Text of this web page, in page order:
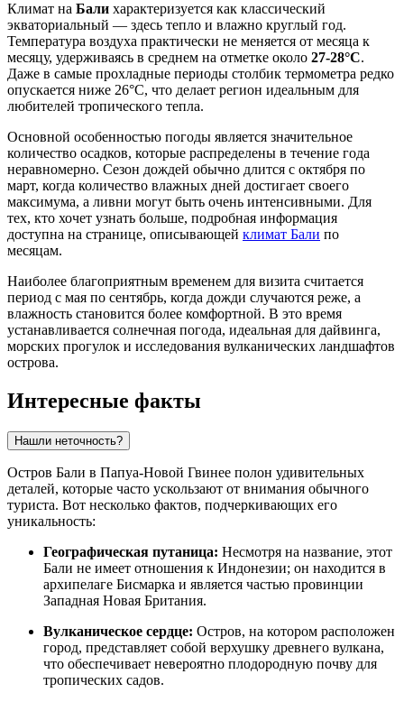
Климат на Бали характеризуется как классический
экваториальный — здесь тепло и влажно круглый год.
Температура воздуха практически не меняется от месяца к
месяцу, удерживаясь в среднем на отметке около 27-28°C.
Даже в самые прохладные периоды столбик термометра редко
опускается ниже 26°C, что делает регион идеальным для
любителей тропического тепла.
Основной особенностью погоды является значительное
количество осадков, которые распределены в течение года
неравномерно. Сезон дождей обычно длится с октября по
март, когда количество влажных дней достигает своего
максимума, а ливни могут быть очень интенсивными. Для
тех, кто хочет узнать больше, подробная информация
доступна на странице, описывающей климат Бали по
месяцам.
Наиболее благоприятным временем для визита считается
период с мая по сентябрь, когда дожди случаются реже, а
влажность становится более комфортной. В это время
устанавливается солнечная погода, идеальная для дайвинга,
морских прогулок и исследования вулканических ландшафтов
острова.
Интересные факты
Нашли неточность?
Остров Бали в Папуа-Новой Гвинее полон удивительных
деталей, которые часто ускользают от внимания обычного
туриста. Вот несколько фактов, подчеркивающих его
уникальность:
Географическая путаница: Несмотря на название, этот
Бали не имеет отношения к Индонезии; он находится в
архипелаге Бисмарка и является частью провинции
Западная Новая Британия.
Вулканическое сердце: Остров, на котором расположен
город, представляет собой верхушку древнего вулкана,
что обеспечивает невероятно плодородную почву для
тропических садов.